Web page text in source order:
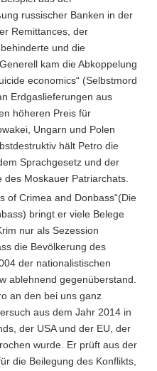
russischer Banken in der
Remittances, der
und die
kam die Abkoppelung
economics“ (Selbstmord
Erdgaslieferungen aus
höheren Preis für
Ungarn und Polen
hält Petro die
Sprachgesetz und der
des Moskauer Patriarchats.
of Crimea and Donbass“(Die
bringt er viele Belege
nur als Sezession
die Bevölkerung des
der nationalistischen
ablehnend gegenüberstand.
an den bei uns ganz
aus dem Jahr 2014 in
der USA und der EU, der
wurde. Er prüft aus der
die Beilegung des Konflikts,